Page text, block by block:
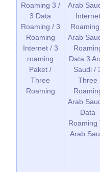
Roaming 3 /
3 Data
Roaming / 3
Roaming
Internet / 3
roaming
Paket /
Three
Roaming
Arab
Internet
Arab
Data 3
Saudi /
Three
Arab
Data
Roaming
Arab